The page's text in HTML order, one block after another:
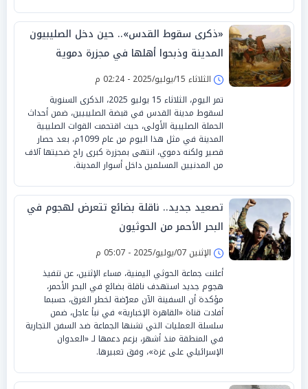
«ذكرى سقوط القدس».. حين دخل الصليبيون
المدينة وذبحوا أهلها في مجزرة دموية
الثلاثاء 15/يوليو/2025 - 02:24 م
تمر اليوم، الثلاثاء 15 يوليو 2025، الذكرى السنوية
لسقوط مدينة القدس في قبضة الصليبيين، ضمن أحداث
الحملة الصليبية الأولى، حيث اقتحمت القوات الصليبية
المدينة في مثل هذا اليوم من عام 1099م، بعد حصار
قصير ولكنه دموي، انتهى بمجزرة كبرى راح ضحيتها آلاف
من المدنيين المسلمين داخل أسوار المدينة.
تصعيد جديد.. ناقلة بضائع تتعرض لهجوم في
البحر الأحمر من الحوثيون
الإثنين 07/يوليو/2025 - 05:07 م
أعلنت جماعة الحوثي اليمنية، مساء الإثنين، عن تنفيذ
هجوم جديد استهدف ناقلة بضائع في البحر الأحمر،
مؤكدة أن السفينة الآن معرّضة لخطر الغرق، حسبما
أفادت قناة «القاهرة الإخبارية» في نبأ عاجل، ضمن
سلسلة العمليات التي تشنها الجماعة ضد السفن التجارية
في المنطقة منذ أشهر، بزعم دعمها لـ «العدوان
الإسرائيلي على غزة»، وفق تعبيرها.